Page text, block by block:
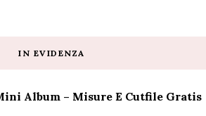
IN EVIDENZA
Album – Misure E Cutfile Gratis